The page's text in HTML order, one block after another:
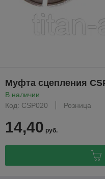
Муфта сцепления
В наличии
Код: CSP020
Розница
14,40 руб.